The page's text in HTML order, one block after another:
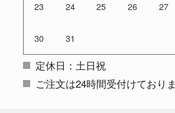
23 24 25 26 27
30 31
定休日：土日祝
ご注文は24時間受付けており